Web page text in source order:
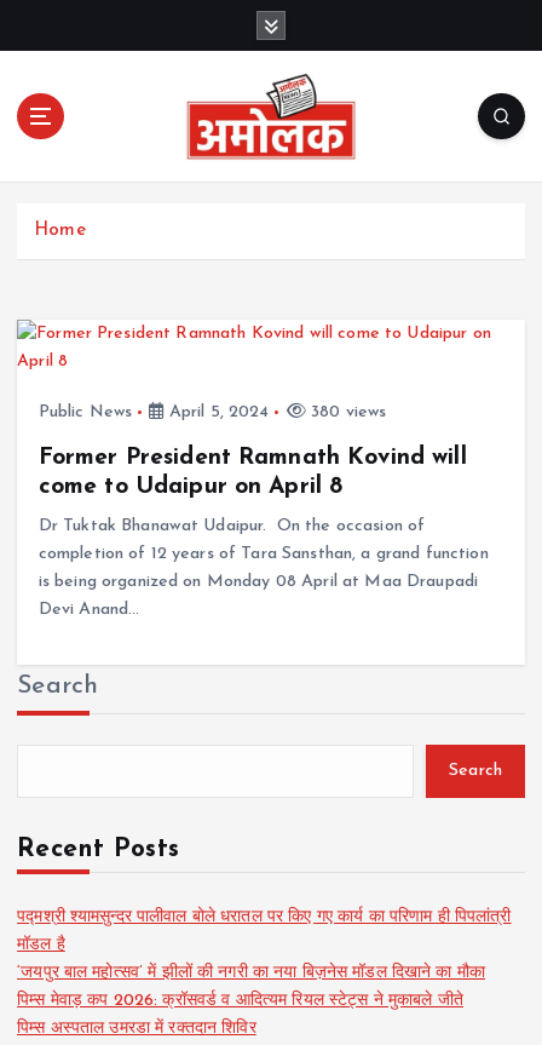
c
Amolak News
Home
Public News April 5, 2024 380 views
Former President Ramnath Kovind will
come to Udaipur on April 8
Dr Tuktak Bhanawat Udaipur. On the occasion of
completion of 12 years of Tara Sansthan, a grand function
is being organized on Monday 08 April at Maa Draupadi
Devi Anand…
Search
Search
Recent Posts
पद्मश्री श्यामसुन्दर पालीवाल बोले धरातल पर किए गए कार्य का परिणाम ही पिपलांत्री
मॉडल है
‘जयपुर बाल महोत्सव’ में झीलों की नगरी का नया बिज़नेस मॉडल दिखाने का मौका
पिम्स मेवाड़ कप 2026: क्रॉसवर्ड व आदित्यम रियल स्टेट्स ने मुकाबले जीते
पिम्स अस्पताल उमरडा में रक्तदान शिविर